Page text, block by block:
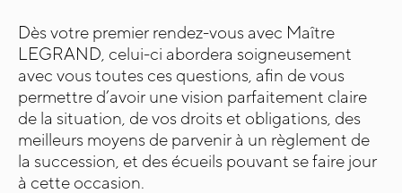
Dès votre premier rendez-vous avec Maître
LEGRAND, celui-ci abordera soigneusement
avec vous toutes ces questions, afin de vous
permettre d’avoir une vision parfaitement claire
de la situation, de vos droits et obligations, des
meilleurs moyens de parvenir à un règlement de
la succession, et des écueils pouvant se faire jour
à cette occasion.